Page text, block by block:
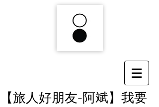
【旅人好朋友-阿斌】我要